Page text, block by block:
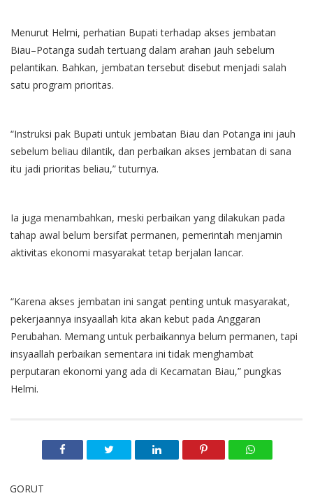
Menurut Helmi, perhatian Bupati terhadap akses jembatan
Biau–Potanga sudah tertuang dalam arahan jauh sebelum
pelantikan. Bahkan, jembatan tersebut disebut menjadi salah
satu program prioritas.
“Instruksi pak Bupati untuk jembatan Biau dan Potanga ini jauh
sebelum beliau dilantik, dan perbaikan akses jembatan di sana
itu jadi prioritas beliau,” tuturnya.
Ia juga menambahkan, meski perbaikan yang dilakukan pada
tahap awal belum bersifat permanen, pemerintah menjamin
aktivitas ekonomi masyarakat tetap berjalan lancar.
“Karena akses jembatan ini sangat penting untuk masyarakat,
pekerjaannya insyaallah kita akan kebut pada Anggaran
Perubahan. Memang untuk perbaikannya belum permanen, tapi
insyaallah perbaikan sementara ini tidak menghambat
perputaran ekonomi yang ada di Kecamatan Biau,” pungkas
Helmi.
GORUT